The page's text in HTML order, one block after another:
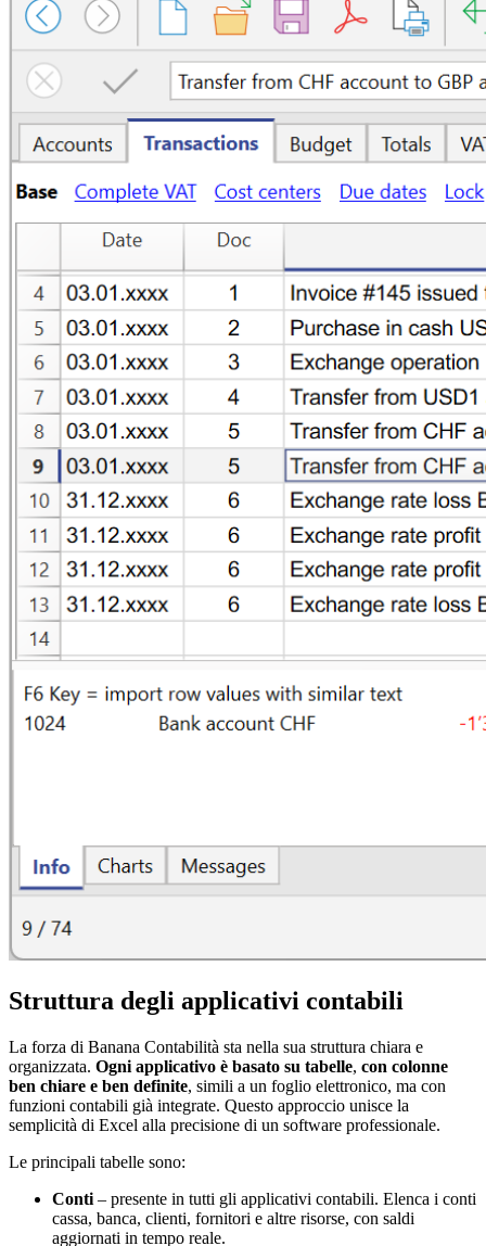
Struttura degli applicativi contabili
La forza di Banana Contabilità sta nella sua struttura chiara e
organizzata. Ogni applicativo è basato su tabelle, con colonne
ben chiare e ben definite, simili a un foglio elettronico, ma con
funzioni contabili già integrate. Questo approccio unisce la
semplicità di Excel alla precisione di un software professionale.
Le principali tabelle sono:
Conti – presente in tutti gli applicativi contabili. Elenca i conti
cassa, banca, clienti, fornitori e altre risorse, con saldi
aggiornati in tempo reale.